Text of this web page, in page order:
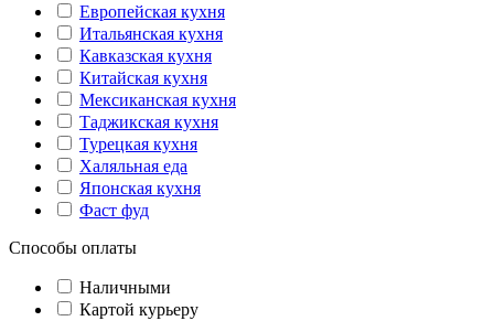
Европейская кухня
Итальянская кухня
Кавказская кухня
Китайская кухня
Мексиканская кухня
Таджикская кухня
Турецкая кухня
Халяльная еда
Японская кухня
Фаст фуд
Способы оплаты
Наличными
Картой курьеру